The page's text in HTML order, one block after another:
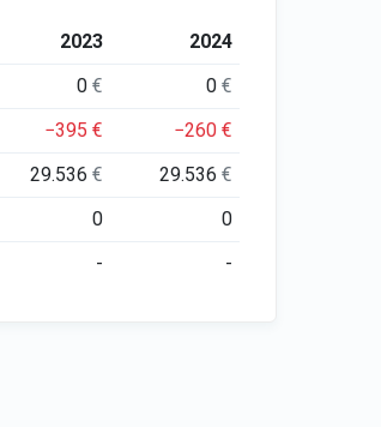
2023
2024
0€ 0€
−395€ −260€
29.536€ 29.536€
0
0
- -